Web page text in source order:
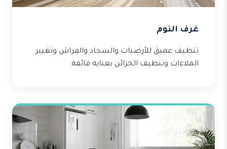
غرف النوم
تنظيف عميق للأرضيات والسجاد والفراش وتغيير
الملاءات وتنظيف الخزائن بعناية فائقة.